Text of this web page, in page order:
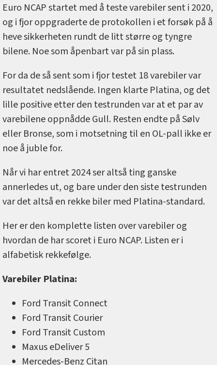
Euro NCAP startet med å teste varebiler sent i 2020,
og i fjor oppgraderte de protokollen i et forsøk på å
heve sikkerheten rundt de litt større og tyngre
bilene. Noe som åpenbart var på sin plass.
For da de så sent som i fjor testet 18 varebiler var
resultatet nedslående. Ingen klarte Platina, og det
lille positive etter den testrunden var at et par av
varebilene oppnådde Gull. Resten endte på Sølv
eller Bronse, som i motsetning til en OL-pall ikke er
noe å juble for.
Når vi har entret 2024 ser altså ting ganske
annerledes ut, og bare under den siste testrunden
var det altså en rekke biler med Platina-standard.
Her er den komplette listen over varebiler og
hvordan de har scoret i Euro NCAP. Listen er i
alfabetisk rekkefølge.
Varebiler Platina:
Ford Transit Connect
Ford Transit Courier
Ford Transit Custom
Maxus eDeliver 5
Mercedes-Benz Citan